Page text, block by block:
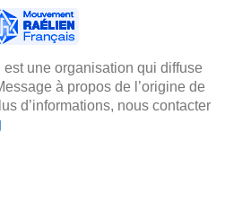
une organisation qui diffuse
à propos de l’origine de
d’informations, nous contacter